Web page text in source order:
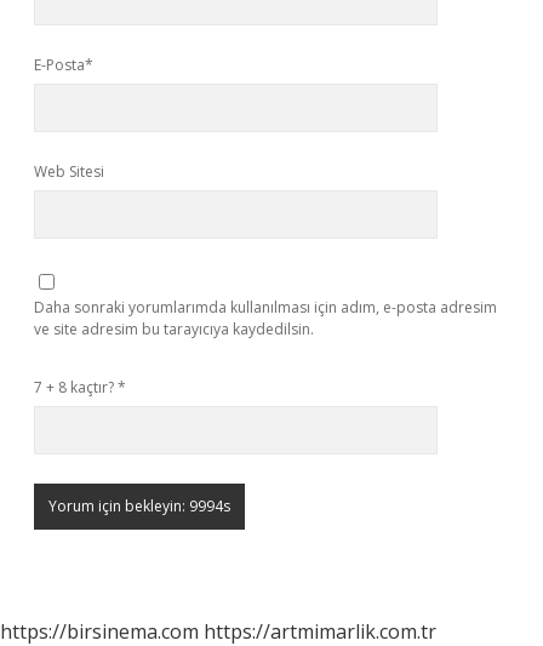
E-Posta*
Web Sitesi
Daha sonraki yorumlarımda kullanılması için adım, e-posta adresim
ve site adresim bu tarayıcıya kaydedilsin.
7 + 8 kaçtır?*
https://birsinema.com https://artmimarlik.com.tr